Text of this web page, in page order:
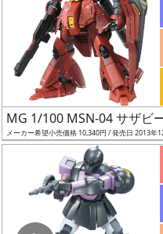
舗
最
安
MG 1/100 MSN-04 サザビ
メーカー希望小売価格 10,340円 / 発売日 2013年